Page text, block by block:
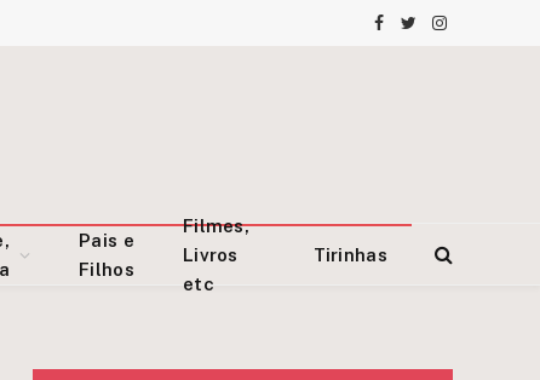
Facebook
TwitterInstagram
Pais e
Filhos
Filmes,
Livros
etc
Tirinhas